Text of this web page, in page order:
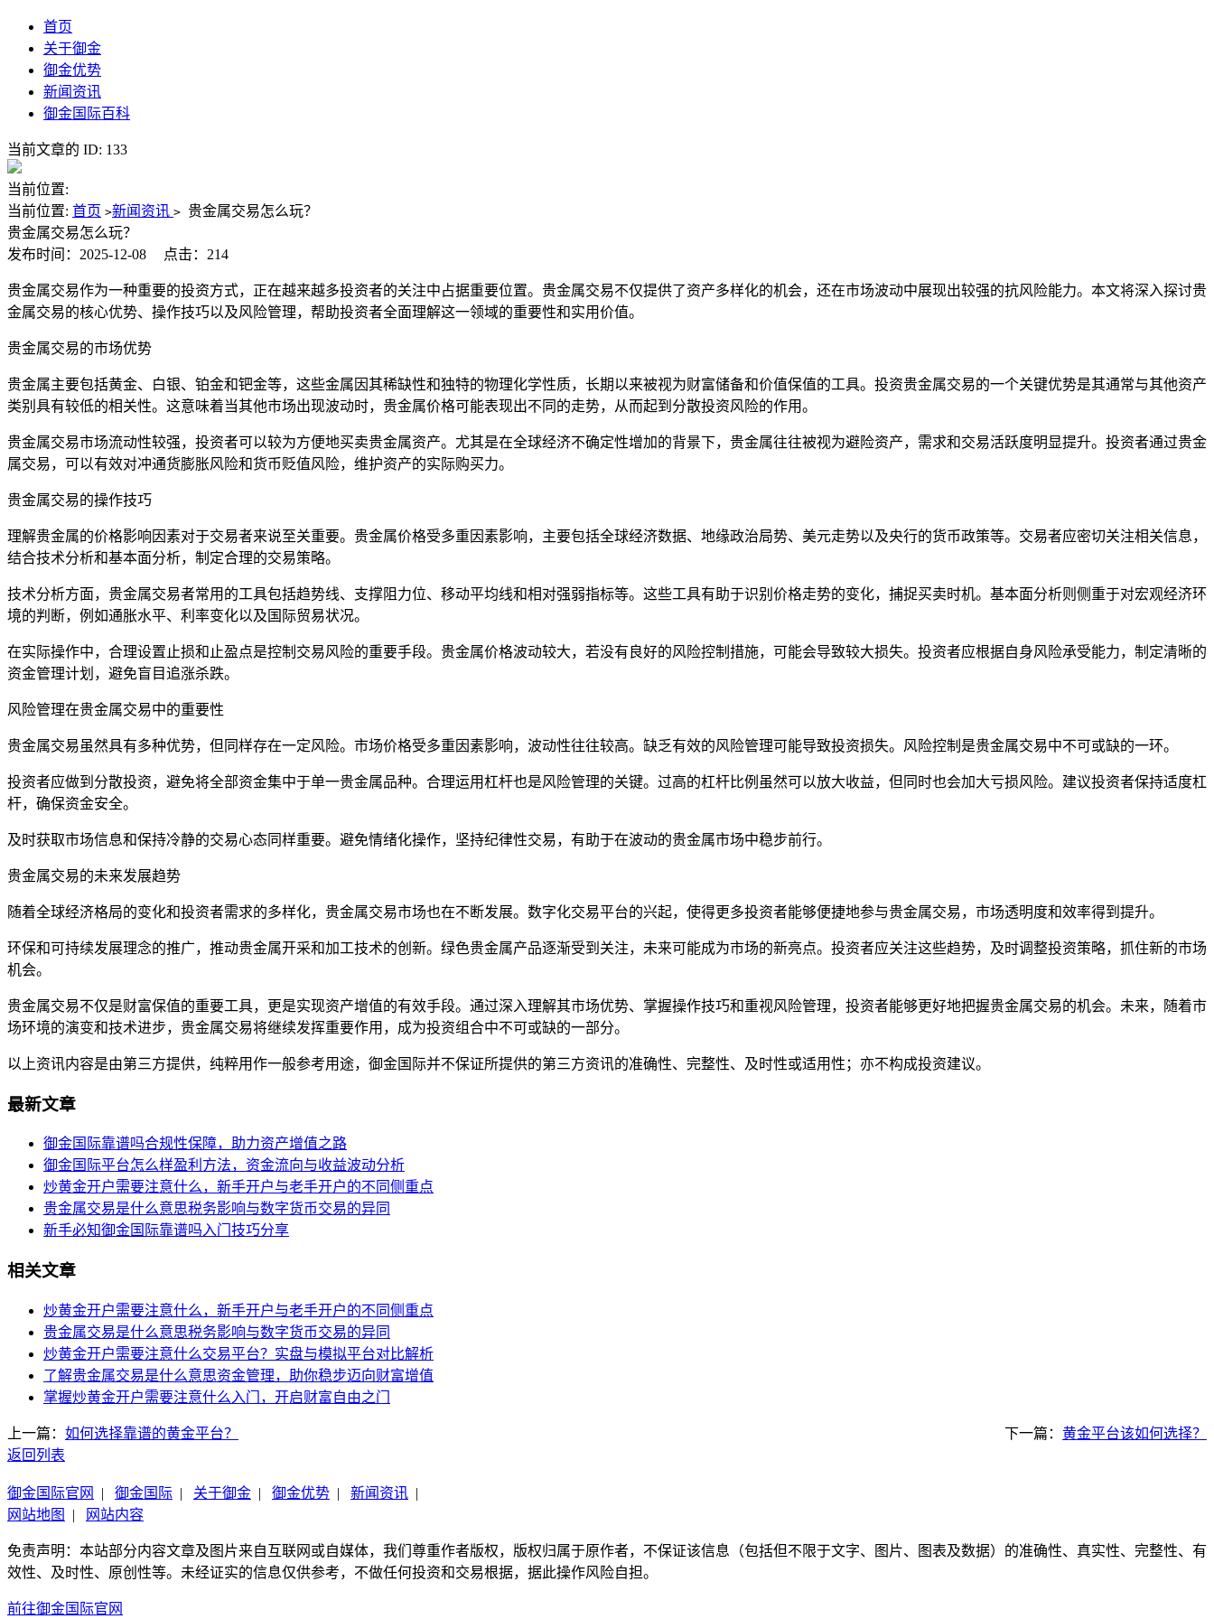
首页
关于御金
御金优势
新闻资讯
御金国际百科
当前文章的 ID: 133
当前位置:
当前位置: 首页 >新闻资讯 > 贵金属交易怎么玩？
贵金属交易怎么玩？
发布时间：2025-12-08
点击：214
贵金属交易作为一种重要的投资方式，正在越来越多投资者的关注中占据重要位置。贵金属交易不仅提供了资产多样化的机会，还在市场波动中展现出较强的抗风险能力。本文将深入探讨贵
金属交易的核心优势、操作技巧以及风险管理，帮助投资者全面理解这一领域的重要性和实用价值。
贵金属交易的市场优势
贵金属主要包括黄金、白银、铂金和钯金等，这些金属因其稀缺性和独特的物理化学性质，长期以来被视为财富储备和价值保值的工具。投资贵金属交易的一个关键优势是其通常与其他资产
类别具有较低的相关性。这意味着当其他市场出现波动时，贵金属价格可能表现出不同的走势，从而起到分散投资风险的作用。
贵金属交易市场流动性较强，投资者可以较为方便地买卖贵金属资产。尤其是在全球经济不确定性增加的背景下，贵金属往往被视为避险资产，需求和交易活跃度明显提升。投资者通过贵金
属交易，可以有效对冲通货膨胀风险和货币贬值风险，维护资产的实际购买力。
贵金属交易的操作技巧
理解贵金属的价格影响因素对于交易者来说至关重要。贵金属价格受多重因素影响，主要包括全球经济数据、地缘政治局势、美元走势以及央行的货币政策等。交易者应密切关注相关信息，
结合技术分析和基本面分析，制定合理的交易策略。
技术分析方面，贵金属交易者常用的工具包括趋势线、支撑阻力位、移动平均线和相对强弱指标等。这些工具有助于识别价格走势的变化，捕捉买卖时机。基本面分析则侧重于对宏观经济环
境的判断，例如通胀水平、利率变化以及国际贸易状况。
在实际操作中，合理设置止损和止盈点是控制交易风险的重要手段。贵金属价格波动较大，若没有良好的风险控制措施，可能会导致较大损失。投资者应根据自身风险承受能力，制定清晰的
资金管理计划，避免盲目追涨杀跌。
风险管理在贵金属交易中的重要性
贵金属交易虽然具有多种优势，但同样存在一定风险。市场价格受多重因素影响，波动性往往较高。缺乏有效的风险管理可能导致投资损失。风险控制是贵金属交易中不可或缺的一环。
投资者应做到分散投资，避免将全部资金集中于单一贵金属品种。合理运用杠杆也是风险管理的关键。过高的杠杆比例虽然可以放大收益，但同时也会加大亏损风险。建议投资者保持适度杠
杆，确保资金安全。
及时获取市场信息和保持冷静的交易心态同样重要。避免情绪化操作，坚持纪律性交易，有助于在波动的贵金属市场中稳步前行。
贵金属交易的未来发展趋势
随着全球经济格局的变化和投资者需求的多样化，贵金属交易市场也在不断发展。数字化交易平台的兴起，使得更多投资者能够便捷地参与贵金属交易，市场透明度和效率得到提升。
环保和可持续发展理念的推广，推动贵金属开采和加工技术的创新。绿色贵金属产品逐渐受到关注，未来可能成为市场的新亮点。投资者应关注这些趋势，及时调整投资策略，抓住新的市场
机会。
贵金属交易不仅是财富保值的重要工具，更是实现资产增值的有效手段。通过深入理解其市场优势、掌握操作技巧和重视风险管理，投资者能够更好地把握贵金属交易的机会。未来，随着市
场环境的演变和技术进步，贵金属交易将继续发挥重要作用，成为投资组合中不可或缺的一部分。
以上资讯内容是由第三方提供，纯粹用作一般参考用途，御金国际并不保证所提供的第三方资讯的准确性、完整性、及时性或适用性；亦不构成投资建议。
最新文章
御金国际靠谱吗合规性保障，助力资产增值之路
御金国际平台怎么样盈利方法，资金流向与收益波动分析
炒黄金开户需要注意什么，新手开户与老手开户的不同侧重点
贵金属交易是什么意思税务影响与数字货币交易的异同
新手必知御金国际靠谱吗入门技巧分享
相关文章
炒黄金开户需要注意什么，新手开户与老手开户的不同侧重点
贵金属交易是什么意思税务影响与数字货币交易的异同
炒黄金开户需要注意什么交易平台？实盘与模拟平台对比解析
了解贵金属交易是什么意思资金管理，助你稳步迈向财富增值
掌握炒黄金开户需要注意什么入门，开启财富自由之门
上一篇： 如何选择靠谱的黄金平台？ 下一篇： 黄金平台该如何选择？
返回列表
御金国际官网 | 御金国际 | 关于御金 | 御金优势 | 新闻资讯 |
网站地图
| 网站内容
免责声明：本站部分内容文章及图片来自互联网或自媒体，我们尊重作者版权，版权归属于原作者，不保证该信息（包括但不限于文字、图片、图表及数据）的准确性、真实性、完整性、有
效性、及时性、原创性等。未经证实的信息仅供参考，不做任何投资和交易根据，据此操作风险自担。
前往御金国际官网